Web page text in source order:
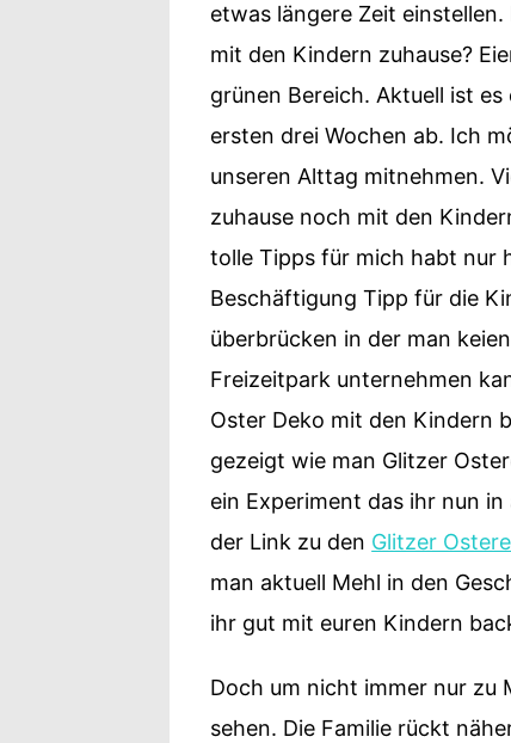
etwas längere Zeit
mit den Kindern zuhause?
grünen Bereich. Aktuell ist
ersten drei Wochen ab. Ich
unseren Alttag mitnehmen.
zuhause noch mit den
tolle Tipps für mich habt nur
Beschäftigung Tipp für die
überbrücken in der man
Freizeitpark unternehmen
Oster Deko mit den Kindern
gezeigt wie man Glitzer
ein Experiment das ihr nun
der Link zu den Glitzer
man aktuell Mehl in den
ihr gut mit euren Kindern
Doch um nicht immer nur zu
sehen. Die Familie rückt